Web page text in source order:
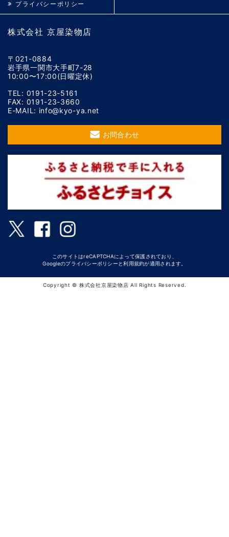
株式会社 京屋染物店
〒021-0884
岩手県一関市大手町7-28
10:00〜17:00(日曜定休)
TEL: 0191-23-5161
FAX: 0191-23-3660
E-MAIL: info@kyo-ya.net
お問合わせ
プライバシーポリシー
このサイトはreCAPTCHAによって保護されており、
Googleのプライバシーポリシー と利用規約が適用されます。
Copyright © 株式会社京屋染物店 All Rights Reserved.